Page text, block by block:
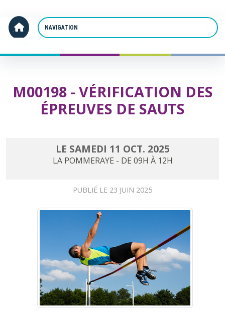
Accueil
M00198 - VÉRIFICATION DES
ÉPREUVES DE SAUTS
LE SAMEDI 11 OCT. 2025
LA POMMERAYE - DE 09H À 12H
PUBLIÉ LE 23 JUIN 2025